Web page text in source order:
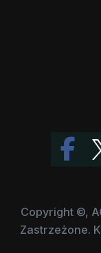
Copyright ©,
Zastrzeżone.